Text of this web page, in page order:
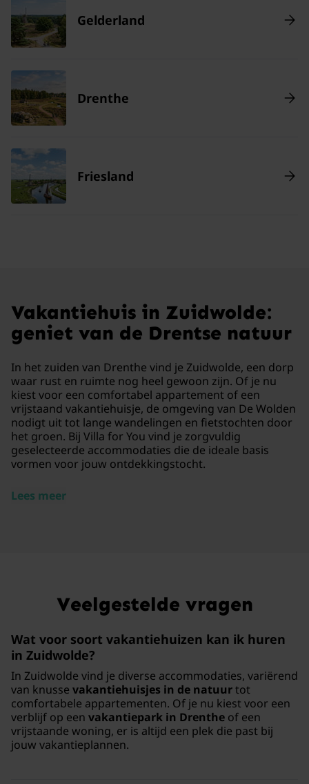
Gelderland
Drenthe
Friesland
Vakantiehuis in Zuidwolde:
geniet van de Drentse natuur
In het zuiden van Drenthe vind je Zuidwolde, een dorp
waar rust en ruimte nog heel gewoon zijn. Of je nu
kiest voor een comfortabel appartement of een
vrijstaand vakantiehuisje, de omgeving van De Wolden
nodigt uit tot lange wandelingen en fietstochten door
het groen. Bij Villa for You vind je zorgvuldig
geselecteerde accommodaties die de ideale basis
vormen voor jouw ontdekkingstocht.
Lees meer
Veelgestelde vragen
Wat voor soort vakantiehuizen kan ik huren
in Zuidwolde?
In Zuidwolde vind je diverse accommodaties, variërend
van knusse vakantiehuisjes in de natuurtot
comfortabele appartementen. Of je nu kiest voor een
verblijf op een vakantiepark in Drenthe of een
vrijstaande woning, er is altijd een plek die past bij
jouw vakantieplannen.